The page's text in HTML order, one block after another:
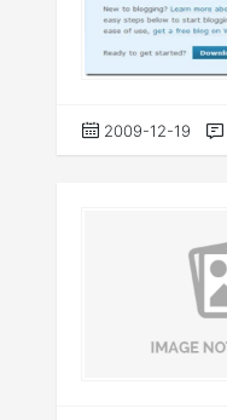
2009-12-19